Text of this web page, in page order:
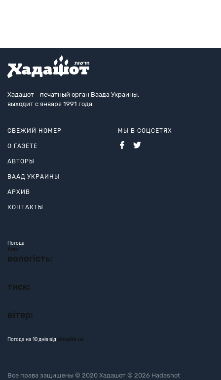
Хадашот - печатный орган Ваада Украины,
выходит с января 1991 года.
СВЕЖИЙ НОМЕР
О ГАЗЕТЕ
АВТОРЫ
ВААД УКРАИНЫ
АРХИВ
КОНТАКТЫ
МЫ В СОЦСЕТЯХ
Погода
Київ
вологість:
тиск:
вітер:
Погода на 10 днів від sinoptik.ua
Все права защищены © 2020 Хадашот © 2026 Hadashot